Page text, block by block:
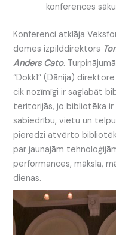
konferences
Konferenci atklāja
domes izpilddirektors
Anders Cato.
“Dokk1” (Dānija) direktore
cik nozīmīgi ir saglabāt
teritorijās, jo bibliotēka
sabiedrību, vietu un
pieredzi atvērto
par jaunajām
performances, māksla,
dienas.